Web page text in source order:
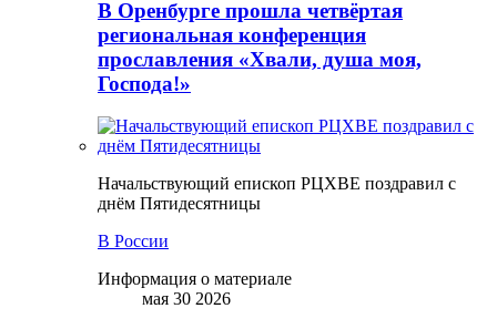
В Оренбурге прошла четвёртая
региональная конференция
прославления «Хвали, душа моя,
Господа!»
Начальствующий епископ РЦХВЕ поздравил с
днём Пятидесятницы
В России
Информация о материале
мая 30 2026